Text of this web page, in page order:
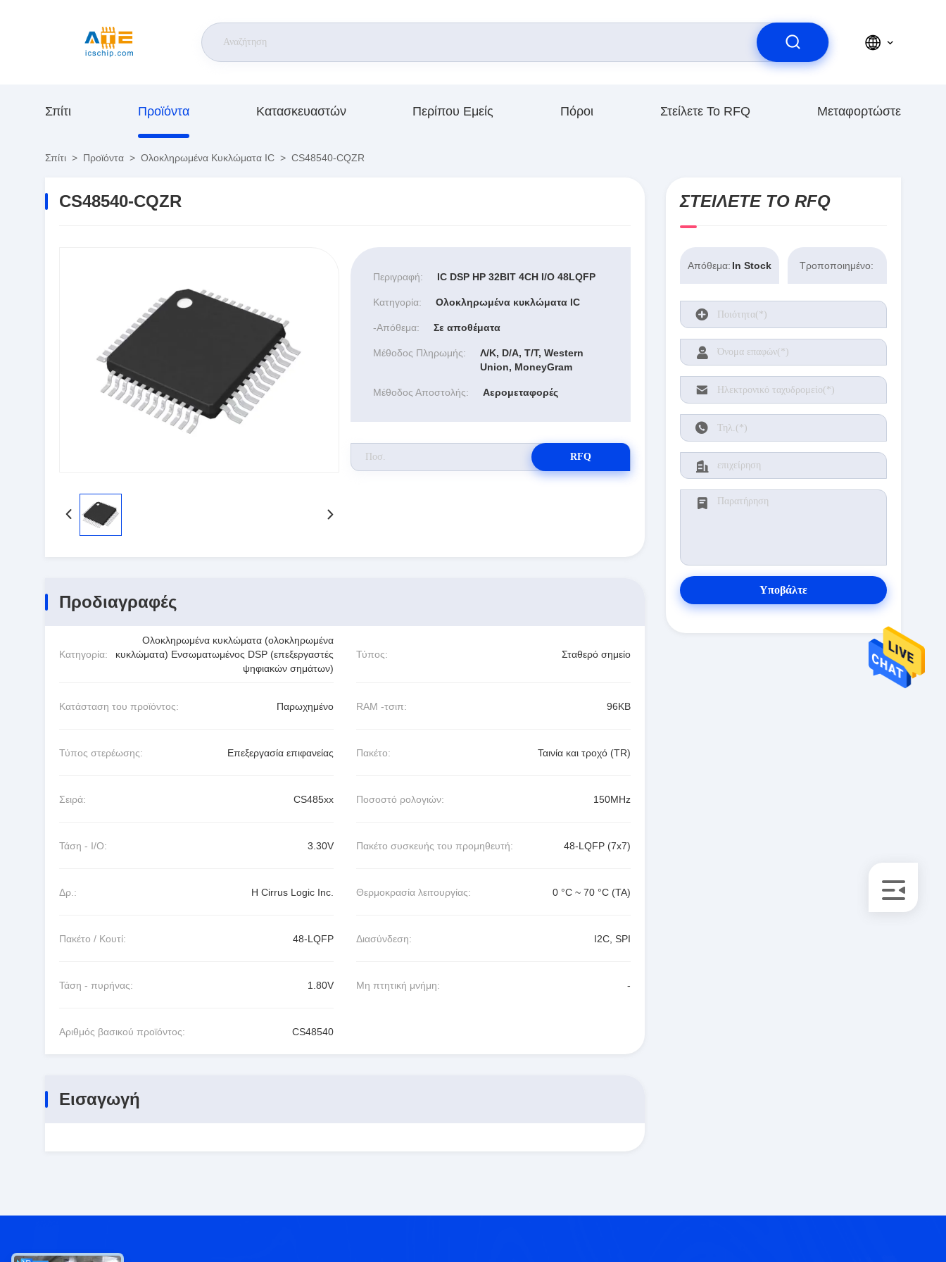
Σπίτι Προϊόντα Κατασκευαστών Περίπου Εμείς Πόροι Στείλετε Το RFQ Μεταφορτώστε
Σπίτι > Προϊόντα > Ολοκληρωμένα Κυκλώματα IC > CS48540-CQZR
CS48540-CQZR
Περιγραφή: IC DSP HP 32BIT 4CH I/O 48LQFP
Κατηγορία: Ολοκληρωμένα κυκλώματα IC
-απόθεμα: Σε αποθέματα
Μέθοδος Πληρωμής:
Λ/Κ, D/A, T/T, Western
Union, MoneyGram
Μέθοδος Αποστολής: Αερομεταφορές
RFQ
Προδιαγραφές
Κατηγορία:
Ολοκληρωμένα κυκλώματα (ολοκληρωμένα
κυκλώματα) Ενσωματωμένος DSP (επεξεργαστές
ψηφιακών σημάτων)
Τύπος: Σταθερό σημείο
Κατάσταση του προϊόντος: Παρωχημένο RAM -τσιπ: 96KB
Τύπος στερέωσης: Επεξεργασία επιφανείας Πακέτο: Ταινία και τροχό (TR)
Σειρά: CS485xx Ποσοστό ρολογιών: 150MHz
Τάση - I/O: 3.30V Πακέτο συσκευής του προμηθευτή: 48-LQFP (7x7)
Δρ.: Η Cirrus Logic Inc. Θερμοκρασία λειτουργίας: 0 °C ~ 70 °C (TA)
Πακέτο / Κουτί: 48-LQFP Διασύνδεση: Ι2C, SPI
Τάση - πυρήνας: 1.80V Μη πτητική μνήμη: -
Αριθμός βασικού προϊόντος: CS48540
Εισαγωγή
ΣΤΕΊΛΕΤΕ ΤΟ RFQ
Απόθεμα: In Stock Τροποποιημένο:
Υποβάλτε